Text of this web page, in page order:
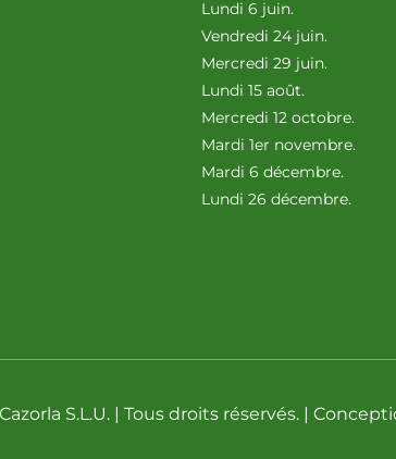
Lundi 6 juin.
Vendredi 24 juin.
Mercredi 29 juin.
Lundi 15 août.
Mercredi 12 octobre.
Mardi 1er novembre.
Mardi 6 décembre.
Lundi 26 décembre.
S.L.U. | Tous droits réservés. |